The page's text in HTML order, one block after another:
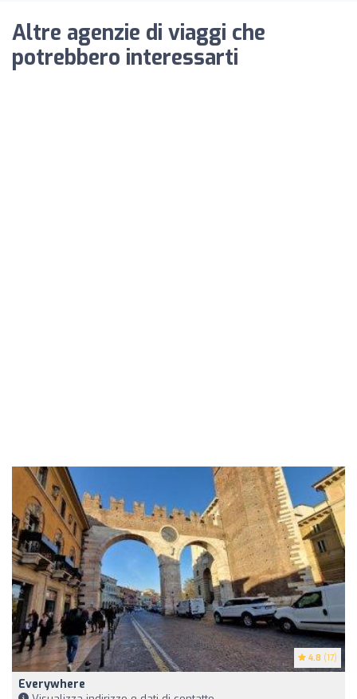
Altre agenzie di viaggi che
potrebbero interessarti
4.8 (17)
Everywhere